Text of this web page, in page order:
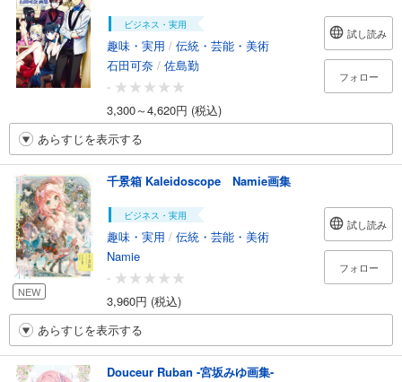
ビジネス・実用
趣味・実用 / 伝統・芸能・美術
石田可奈 / 佐島勤
-
3,300～4,620円 (税込)
試し読み
フォロー
あらすじを表示する
NEW
千景箱 Kaleidoscope Namie画集
ビジネス・実用
趣味・実用 / 伝統・芸能・美術
Namie
-
3,960円 (税込)
試し読み
フォロー
あらすじを表示する
Douceur Ruban -宮坂みゆ画集-